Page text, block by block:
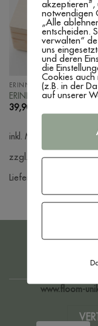
ERINNERUNGSKISTEN
ERINNERUNGSKISTE
39,90
inkl. MwSt.
zzgl. Versandkosten
Lieferzeit:
3 - 7
www.floom-
akzeptieren“,
notwendigen
„Alle
entscheiden.
verwalten“
uns
und deren
die
Cookies
(z.B. in der
auf unserer